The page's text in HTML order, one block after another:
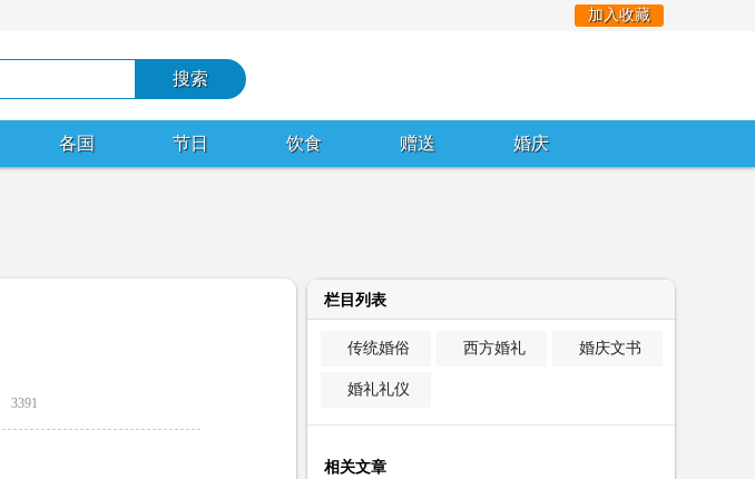
加入收藏
各国 节日 饮食 赠送 婚庆
3391
栏目列表
传统婚俗 西方婚礼 婚庆文书
婚礼礼仪
相关文章